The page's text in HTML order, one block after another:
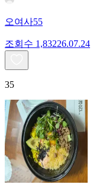
오여사55
조회수 1,83226.07.24
35